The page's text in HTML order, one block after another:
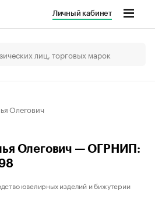
Личный кабинет
Олегович
Олегович — ОГРНИП:
ювелирных изделий и бижутерии